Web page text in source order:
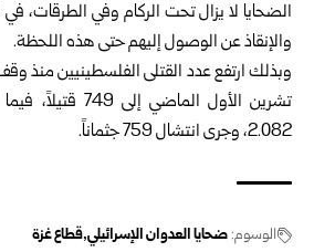
الضحايا لا يزال تحت الركام وفي الطرقات،
والإنقاذ عن الوصول إليهم حتى هذه اللحظة.
تشرين الأول
2.082، وجرى انتشال 759 جثماناً.
الوسوم:ضحايا العدوان الإسرائيلي قطاع غزة